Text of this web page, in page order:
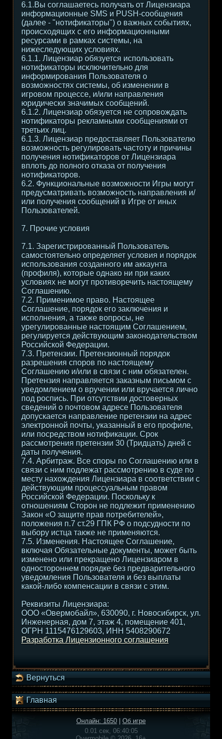
6.1.Вы соглашаетесь получать от Лицензиара
информационные SMS и PUSH-сообщения
(далее - "нотификаторы") о важных событиях,
происходящих с его информационными
ресурсами в рамках системы, на
нижеследующих условиях.
6.1.1. Лицензиар обязуется использовать
нотификаторы исключительно для
информирования Пользователя о
возможностях системы, об изменении в
игровом процессе, и/или направления
юридически значимых сообщений.
6.1.2. Лицензиар обязуется не сопровождать
нотификаторы рекламными сообщениями от
третьих лиц.
6.1.3. Лицензиар предоставляет Пользователю
возможность регулировать частоту и причины
получения нотификаторов от Лицензиара
вплоть до полного отказа от получения
нотификаторов.
6.2. Функциональные возможности Игры могут
предусматривать возможность направления и/
или получения сообщений в Игре от иных
Пользователей.
7. Прочие условия
7.1. Зарегистрированный Пользователь
самостоятельно определяет условия и порядок
использования созданного им аккаунта
(профиля), которые однако ни при каких
условиях не могут противоречить настоящему
Соглашению.
7.2. Применимое право. Настоящее
Соглашение, порядок его заключения и
исполнения, а также вопросы, не
урегулированные настоящим Соглашением,
регулируется действующим законодательством
Российской Федерации.
7.3. Претензии. Претензионный порядок
разрешения споров по настоящему
Соглашению и/или в связи с ним обязателен.
Претензия направляется заказным письмом с
уведомлением о вручении или вручается лично
под роспись. При отсутствии достоверных
сведений о почтовом адресе Пользователя
допускается направление претензии на адрес
электронной почты, указанный в его профиле,
или посредством нотификации. Срок
рассмотрения претензии 30 (Тридцать) дней с
даты получения.
7.4. Арбитраж. Все споры по Соглашению или в
связи с ним подлежат рассмотрению в суде по
месту нахождения Лицензиара в соответствии с
действующим процессуальным правом
Российской Федерации. Поскольку к
отношениям Сторон не подлежит применению
Закон «О защите прав потребителей»,
положения п.7 ст.29 ГПК РФ о подсудности по
выбору истца также не применяются.
7.5. Изменения. Настоящее Соглашение,
включая Обязательные документы, может быть
изменено или прекращено Лицензиаром в
одностороннем порядке без предварительного
уведомления Пользователя и без выплаты
какой-либо компенсации в связи с этим.
Реквизиты Лицензиара:
ООО «Овермобайл», 630090, г. Новосибирск, ул.
Инженерная, дом 7, этаж 4, помещение 401,
ОГРН 1115476129603, ИНН 5408290672
Разработка Лицензионного соглашения
Вернуться
Главная
Онлайн: 1650
Об игре
0.01 сек, 06:40:05